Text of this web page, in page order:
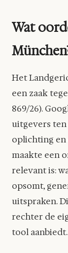
Wat
Het
een zaak
869/26).
uitgevers
oplichting
maakte een
relevant is:
opsomt,
uitspraken.
rechter de
tool aanbiedt.